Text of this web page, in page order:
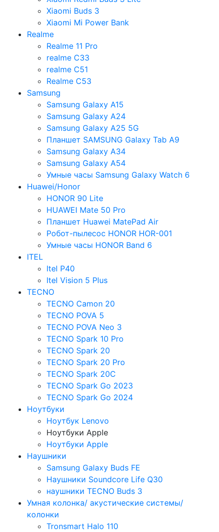
Xiaomi Buds 3
Xiaomi Mi Power Bank
Realme
Realme 11 Pro
realme C33
realme C51
Realme C53
Samsung
Samsung Galaxy A15
Samsung Galaxy A24
Samsung Galaxy A25 5G
Планшет SAMSUNG Galaxy Tab A9
Samsung Galaxy A34
Samsung Galaxy A54
Умные часы Samsung Galaxy Watch 6
Huawei/Honor
HONOR 90 Lite
HUAWEI Mate 50 Pro
Планшет Huawei MatePad Air
Робот-пылесос HONOR HOR-001
Умные часы HONOR Band 6
ITEL
Itel P40
Itel Vision 5 Plus
TECNO
TECNO Camon 20
TECNO POVA 5
TECNO POVA Neo 3
TECNO Spark 10 Pro
TECNO Spark 20
TECNO Spark 20 Pro
TECNO Spark 20C
TECNO Spark Go 2023
TECNO Spark Go 2024
Ноутбуки
Ноутбук Lenovo
Ноутбуки Apple
Ноутбуки Apple
Наушники
Samsung Galaxy Buds FE
Наушники Soundcore Life Q30
наушники TECNO Buds 3
Умная колонка/ акустические системы/
колонки
Tronsmart Halo 110